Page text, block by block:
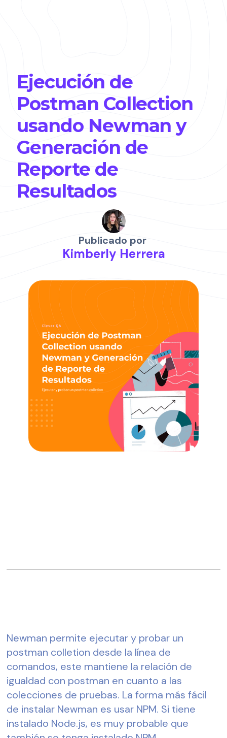
Ejecución de
Postman Collection
usando Newman y
Generación de
Reporte de
Resultados
Publicado por
Kimberly Herrera
Newman permite ejecutar y probar un
postman colletion desde la línea de
comandos, este mantiene la relación de
igualdad con postman en cuanto a las
colecciones de pruebas. La forma más fácil
de instalar Newman es usar NPM. Si tiene
instalado Node.js, es muy probable que